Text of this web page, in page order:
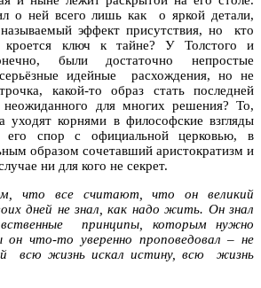
о ней всего лишь как о яркой детали,
эффект присутствия, но кто
ключ к тайне? У Толстого и
были достаточно непростые
идейные расхождения, но не
какой-то образ стать последней
неожиданного для многих решения? То,
уходят корнями в философские взгляды
его спор с официальной церковью, в
образом сочетавший аристократизм и
ни для кого не секрет.
что все считают, что он великий
дней не знал, как надо жить. Он знал
принципы, которым нужно
он что-то уверенно проповедовал – не
всю жизнь искал истину, всю жизнь